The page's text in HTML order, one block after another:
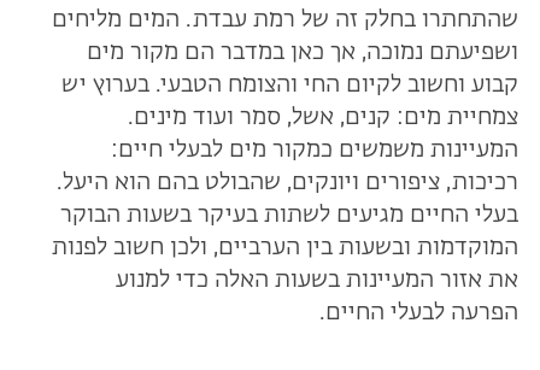
שהתחתרו בחלק זה של רמת עבדת. המים מליחים
ושפיעתם נמוכה, אך כאן במדבר הם מקור מים
קבוע וחשוב לקיום החי והצומח הטבעי. בערוץ יש
צמחיית מים: קנים, אשל, סמר ועוד מינים.
המעיינות משמשים כמקור מים לבעלי חיים:
רכיכות, ציפורים ויונקים, שהבולט בהם הוא היעל.
בעלי החיים מגיעים לשתות בעיקר בשעות הבוקר
המוקדמות ובשעות בין הערביים, ולכן חשוב לפנות
את אזור המעיינות בשעות האלה כדי למנוע
הפרעה לבעלי החיים.